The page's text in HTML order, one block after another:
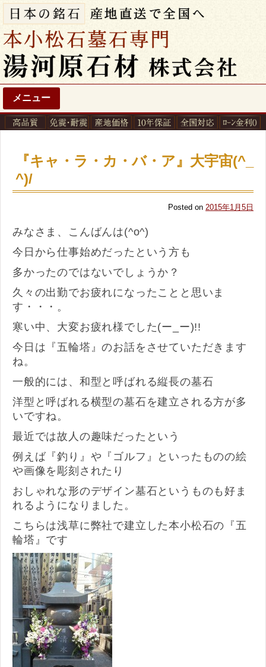
メニュー
『キャ・ラ・カ・バ・ア』大宇宙(^_
^)/
Posted on 2015年1月5日
みなさま、こんばんは(^o^)
今日から仕事始めだったという方も
多かったのではないでしょうか？
久々の出勤でお疲れになったことと思いま
す・・・。
寒い中、大変お疲れ様でした(ー_ー)!!
今日は『五輪塔』のお話をさせていただきます
ね。
一般的には、和型と呼ばれる縦長の墓石
洋型と呼ばれる横型の墓石を建立される方が多
いですね。
最近では故人の趣味だったという
例えば『釣り』や『ゴルフ』といったものの絵
や画像を彫刻されたり
おしゃれな形のデザイン墓石というものも好ま
れるようになりました。
こちらは浅草に弊社で建立した本小松石の『五
輪塔』です